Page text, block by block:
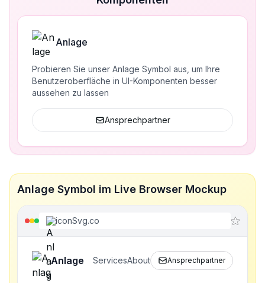
Anlage
Probieren Sie unser Anlage Symbol aus, um Ihre
Benutzeroberfläche in UI-Komponenten besser
aussehen zu lassen
Ansprechpartner
Anlage Symbol im Live Browser Mockup
iconSvg.co
Anlage ServicesAbout Ansprechpartner